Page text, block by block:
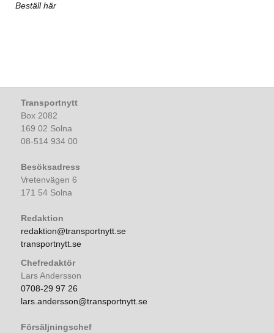
Beställ här
Transportnytt
Box 2082
169 02 Solna
08-514 934 00
Besöksadress
Vretenvägen 6
171 54 Solna
Redaktion
redaktion@transportnytt.se
transportnytt.se
Chefredaktör
Lars Andersson
0708-29 97 26
lars.andersson@transportnytt.se
Försäljningschef